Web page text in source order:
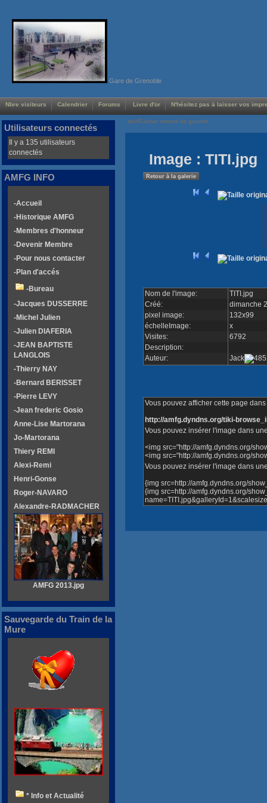
Gare de Grenoble
Nbre visiteurs Calendrier Forums Livre d'or N'hésitez pas à laisser vos
Voir/Cacher menus de gauche
Image : TITI.jpg
Retour à la galerie
Nom de l'image:
TITI.jpg
Créé:
dimanche
pixel image:
132x99
échelleImage:
x
Visites:
6792
Description:
Auteur:
Jack
Vous pouvez afficher cette page
http://amfg.dyndns.org/tiki-
Vous pouvez insérer l'image dans
<img src="http://amfg.dyndns.org/
<img src="http://amfg.dyndns.org/
Vous pouvez insérer l'image dans
{img src=http://amfg.dyndns.org/
{img src=http://amfg.dyndns.org/
Utilisateurs connectés
Il y a 135 utilisateurs
connectés
AMFG INFO
-Accueil
-Historique AMFG
-Membres d'honneur
-Devenir Membre
-Pour nous contacter
-Plan d'accés
-Bureau
-Jacques DUSSERRE
-Michel Julien
-Julien DIAFERIA
-JEAN BAPTISTE
LANGLOIS
-Thierry NAY
-Bernard BERISSET
-Pierre LEVY
-Jean frederic Gosio
Anne-Lise Martorana
Jo-Martorana
Thiery REMI
Alexi-Remi
Henri-Gonse
Roger-NAVARO
Alexandre-RADMACHER
AMFG 2013.jpg
Sauvegarde du Train de la
Mure
* Info et Actualité